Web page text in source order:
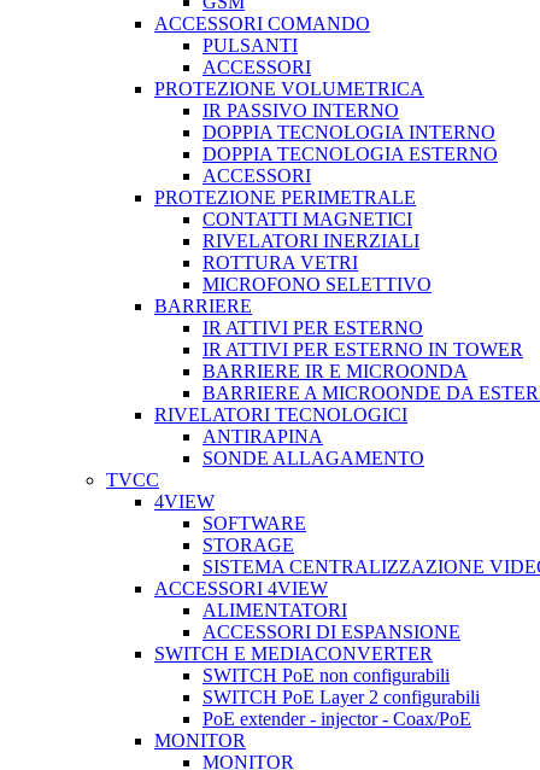
ACCESSORI COMANDO
PULSANTI
ACCESSORI
PROTEZIONE VOLUMETRICA
IR PASSIVO INTERNO
DOPPIA TECNOLOGIA INTERNO
DOPPIA TECNOLOGIA ESTERNO
ACCESSORI
PROTEZIONE PERIMETRALE
CONTATTI MAGNETICI
RIVELATORI INERZIALI
ROTTURA VETRI
MICROFONO SELETTIVO
BARRIERE
IR ATTIVI PER ESTERNO
IR ATTIVI PER ESTERNO IN TOWER
BARRIERE IR E MICROONDA
BARRIERE A MICROONDE DA
RIVELATORI TECNOLOGICI
ANTIRAPINA
SONDE ALLAGAMENTO
TVCC
4VIEW
SOFTWARE
STORAGE
SISTEMA CENTRALIZZAZIONE
ACCESSORI 4VIEW
ALIMENTATORI
ACCESSORI DI ESPANSIONE
SWITCH E MEDIACONVERTER
SWITCH PoE non configurabili
SWITCH PoE Layer 2 configurabili
PoE extender - injector - Coax/PoE
MONITOR
MONITOR